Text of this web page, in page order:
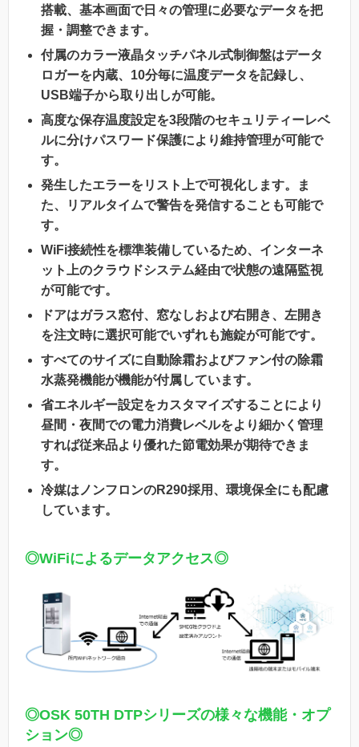
搭載、基本画面で日々の管理に必要なデータを把
握・調整できます。
付属のカラー液晶タッチパネル式制御盤はデータ
ロガーを内蔵、10分毎に温度データを記録し、
USB端子から取り出しが可能。
高度な保存温度設定を3段階のセキュリティーレベ
ルに分けパスワード保護により維持管理が可能で
す。
発生したエラーをリスト上で可視化します。ま
た、リアルタイムで警告を発信することも可能で
す。
WiFi接続性を標準装備しているため、インターネ
ット上のクラウドシステム経由で状態の遠隔監視
が可能です。
ドアはガラス窓付、窓なしおよび右開き、左開き
を注文時に選択可能でいずれも施錠が可能です。
すべてのサイズに自動除霜およびファン付の除霜
水蒸発機能が機能が付属しています。
省エネルギー設定をカスタマイズすることにより
昼間・夜間での電力消費レベルをより細かく管理
すれば従来品より優れた節電効果が期待できま
す。
冷媒はノンフロンのR290採用、環境保全にも配慮
しています。
◎WiFiによるデータアクセス◎
◎OSK 50TH DTPシリーズの様々な機能・オプ
ション◎